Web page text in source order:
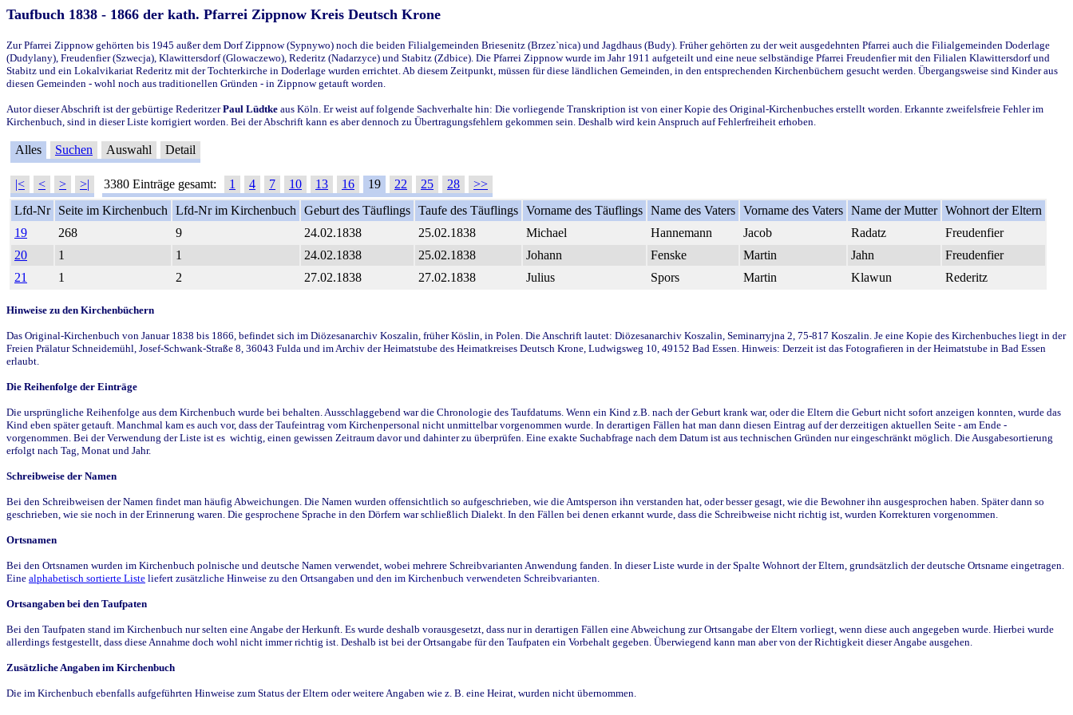
Taufbuch 1838 - 1866 der kath. Pfarrei Zippnow Kreis Deutsch Krone
Zur Pfarrei Zippnow gehörten bis 1945 außer dem Dorf Zippnow (Sypnywo) noch die beiden Filialgemeinden Briesenitz (Brzez`nica) und Jagdhaus (Budy). Früher gehörten zu der weit ausgedehnten Pfarrei auch die Filialgemeinden Doderlage
(Dudylany), Freudenfier (Szwecja), Klawittersdorf (Glowaczewo), Rederitz (Nadarzyce) und Stabitz (Zdbice). Die Pfarrei Zippnow wurde im Jahr 1911 aufgeteilt und eine neue selbständige Pfarrei Freudenfier mit den Filialen Klawittersdorf und
Stabitz und ein Lokalvikariat Rederitz mit der Tochterkirche in Doderlage wurden errichtet. Ab diesem Zeitpunkt, müssen für diese ländlichen Gemeinden, in den entsprechenden Kirchenbüchern gesucht werden. Übergangsweise sind Kinder aus
diesen Gemeinden - wohl noch aus traditionellen Gründen - in Zippnow getauft worden.
Autor dieser Abschrift ist der gebürtige RederitzerPaul Lüdtke aus Köln. Er weist auf folgende Sachverhalte hin: Die vorliegende Transkription ist von einer Kopie des Original-Kirchenbuches erstellt worden. Erkannte zweifelsfreie Fehler im
Kirchenbuch, sind in dieser Liste korrigiert worden. Bei der Abschrift kann es aber dennoch zu Übertragungsfehlern gekommen sein. Deshalb wird kein Anspruch auf Fehlerfreiheit erhoben.
Alles Suchen Auswahl Detail
|< < > >| 3380 Einträge gesamt: 1 4 7 10 13 16 19 22 25 28
>>
Lfd-Nr
Seite im Kirchenbuch Lfd-Nr im Kirchenbuch Geburt des Täuflings Taufe des Täuflings Vorname des Täuflings Name des Vaters Vorname des Vaters Name der Mutter Wohnort der Eltern
19
268 9 24.02.1838 25.02.1838 Michael Hannemann Jacob Radatz
Freudenfier
20
1 1 24.02.1838 25.02.1838 Johann Fenske Martin Jahn
Freudenfier
21
1 2 27.02.1838 27.02.1838 Julius Spors Martin Klawun Rederitz
Hinweise zu den Kirchenbüchern
Das Original-Kirchenbuch von Januar 1838 bis 1866, befindet sich im Diözesanarchiv Koszalin, früher Köslin, in Polen. Die Anschrift lautet: Diözesanarchiv Koszalin, Seminarryjna 2, 75-817 Koszalin. Je eine Kopie des Kirchenbuches liegt in der
Freien Prälatur Schneidemühl, Josef-Schwank-Straße 8, 36043 Fulda und im Archiv der Heimatstube des Heimatkreises Deutsch Krone, Ludwigsweg 10, 49152 Bad Essen. Hinweis: Derzeit ist das Fotografieren in der Heimatstube in Bad Essen
erlaubt.
Die Reihenfolge der Einträge
Die ursprüngliche Reihenfolge aus dem Kirchenbuch wurde bei behalten. Ausschlaggebend war die Chronologie des Taufdatums. Wenn ein Kind z.B. nach der Geburt krank war, oder die Eltern die Geburt nicht sofort anzeigen konnten, wurde das
Kind eben später getauft. Manchmal kam es auch vor, dass der Taufeintrag vom Kirchenpersonal nicht unmittelbar vorgenommen wurde. In derartigen Fällen hat man dann diesen Eintrag auf der derzeitigen aktuellen Seite - am Ende -
vorgenommen. Bei der Verwendung der Liste ist es wichtig, einen gewissen Zeitraum davor und dahinter zu überprüfen. Eine exakte Suchabfrage nach dem Datum ist aus technischen Gründen nur eingeschränkt möglich. Die Ausgabesortierung
erfolgt nach Tag, Monat und Jahr.
Schreibweise der Namen
Bei den Schreibweisen der Namen findet man häufig Abweichungen. Die Namen wurden offensichtlich so aufgeschrieben, wie die Amtsperson ihn verstanden hat, oder besser gesagt, wie die Bewohner ihn ausgesprochen haben. Später dann so
geschrieben, wie sie noch in der Erinnerung waren. Die gesprochene Sprache in den Dörfern war schließlich Dialekt. In den Fällen bei denen erkannt wurde, dass die Schreibweise nicht richtig ist, wurden Korrekturen vorgenommen.
Ortsnamen
Bei den Ortsnamen wurden im Kirchenbuch polnische und deutsche Namen verwendet, wobei mehrere Schreibvarianten Anwendung fanden. In dieser Liste wurde in der Spalte Wohnort der Eltern, grundsätzlich der deutsche Ortsname eingetragen.
Eine alphabetisch sortierte Liste liefert zusätzliche Hinweise zu den Ortsangaben und den im Kirchenbuch verwendeten Schreibvarianten.
Ortsangaben bei den Taufpaten
Bei den Taufpaten stand im Kirchenbuch nur selten eine Angabe der Herkunft. Es wurde deshalb vorausgesetzt, dass nur in derartigen Fällen eine Abweichung zur Ortsangabe der Eltern vorliegt, wenn diese auch angegeben wurde. Hierbei wurde
allerdings festgestellt, dass diese Annahme doch wohl nicht immer richtig ist. Deshalb ist bei der Ortsangabe für den Taufpaten ein Vorbehalt gegeben. Überwiegend kann man aber von der Richtigkeit dieser Angabe ausgehen.
Zusätzliche Angaben im Kirchenbuch
Die im Kirchenbuch ebenfalls aufgeführten Hinweise zum Status der Eltern oder weitere Angaben wie z. B. eine Heirat, wurden nicht übernommen.